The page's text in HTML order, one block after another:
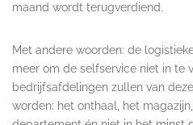
maand wordt terugverdiend.
Met andere woorden: de
meer om de selfservice niet in te
bedrijfsafdelingen zullen van
worden: het onthaal, het